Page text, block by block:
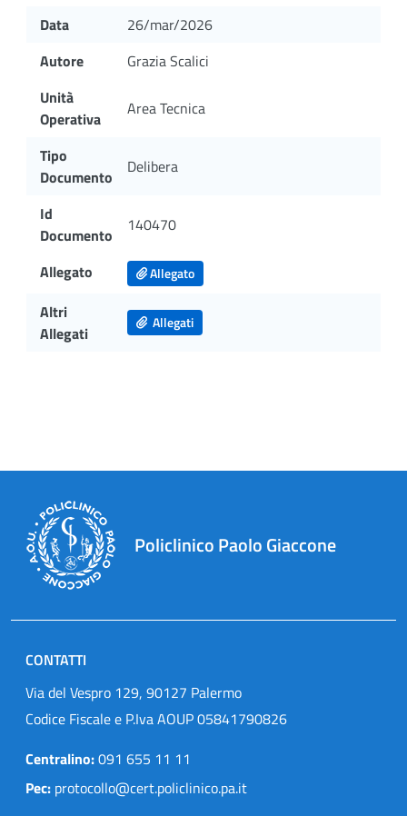
Data
26/mar/2026
Autore
Grazia Scalici
Unità
Operativa
Area Tecnica
Tipo
Documento
Delibera
Id
Documento
140470
Allegato Allegato
Altri
Allegati
Allegati
Policlinico Paolo Giaccone
CONTATTI
Via del Vespro 129, 90127 Palermo
Codice Fiscale e P.Iva AOUP 05841790826
Centralino:091 655 11 11
Pec: protocollo@cert.policlinico.pa.it